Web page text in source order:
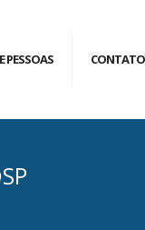
PESSOAS CONTATO